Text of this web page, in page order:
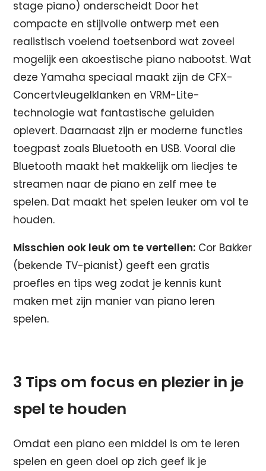
stage piano) onderscheidt Door het
compacte en stijlvolle ontwerp met een
realistisch voelend toetsenbord wat zoveel
mogelijk een akoestische piano nabootst. Wat
deze Yamaha speciaal maakt zijn de CFX-
Concertvleugelklanken en VRM-Lite-
technologie wat fantastische geluiden
oplevert. Daarnaast zijn er moderne functies
toegpast zoals Bluetooth en USB. Vooral die
Bluetooth maakt het makkelijk om liedjes te
streamen naar de piano en zelf mee te
spelen. Dat maakt het spelen leuker om vol te
houden.
Misschien ook leuk om te vertellen: Cor Bakker
(bekende TV-pianist) geeft een gratis
proefles en tips weg zodat je kennis kunt
maken met zijn manier van piano leren
spelen.
3 Tips om focus en plezier in je
spel te houden
Omdat een piano een middel is om te leren
spelen en geen doel op zich geef ik je